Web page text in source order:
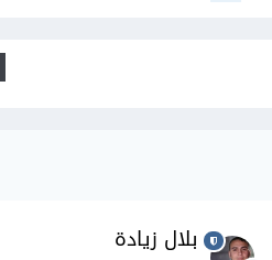
بلال زيادة